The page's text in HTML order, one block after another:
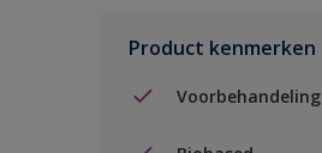
Product kenmerken
Voorbehandeling